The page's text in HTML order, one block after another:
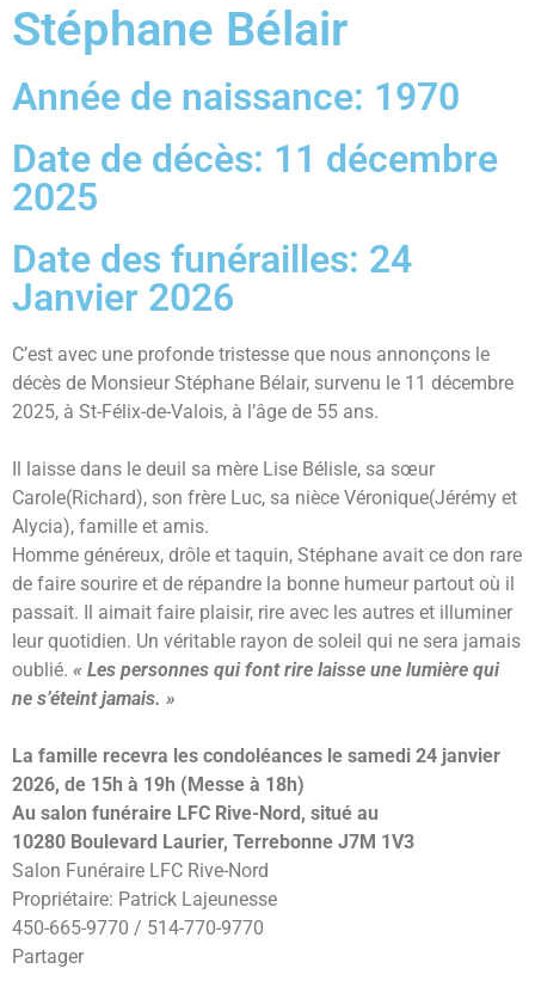
Stéphane Bélair
Année de naissance: 1970
Date de décès: 11 décembre
2025
Date des funérailles: 24
Janvier 2026
C’est avec une profonde tristesse que nous annonçons le
décès de Monsieur Stéphane Bélair, survenu le 11 décembre
2025, à St-Félix-de-Valois, à l’âge de 55 ans.
Il laisse dans le deuil sa mère Lise Bélisle, sa sœur
Carole(Richard), son frère Luc, sa nièce Véronique(Jérémy et
Alycia), famille et amis.
Homme généreux, drôle et taquin, Stéphane avait ce don rare
de faire sourire et de répandre la bonne humeur partout où il
passait. Il aimait faire plaisir, rire avec les autres et illuminer
leur quotidien. Un véritable rayon de soleil qui ne sera jamais
oublié. « Les personnes qui font rire laisse une lumière qui
ne s’éteint jamais. »
La famille recevra les condoléances le samedi 24 janvier
2026, de 15h à 19h (Messe à 18h)
Au salon funéraire LFC Rive-Nord, situé au
10280 Boulevard Laurier, Terrebonne J7M 1V3
Salon Funéraire LFC Rive-Nord
Propriétaire: Patrick Lajeunesse
450-665-9770 / 514-770-9770
Partager